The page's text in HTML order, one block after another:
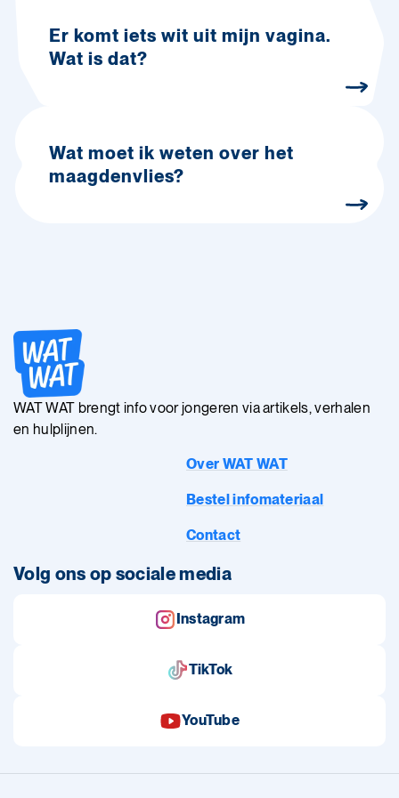
Er komt iets wit uit mijn vagina.
Wat is dat?
Wat moet ik weten over het
maagdenvlies?
WAT WAT brengt info voor jongeren via artikels, verhalen
en hulplijnen.
Over WAT WAT
Bestel infomateriaal
Contact
Volg ons op sociale media
Instagram
TikTok
YouTube